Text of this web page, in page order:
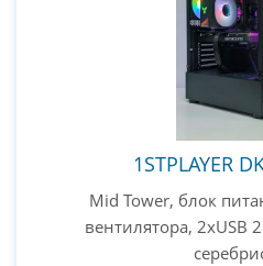
1STPLAYER
Mid Tower, блок
вентилятора, 2xUSB